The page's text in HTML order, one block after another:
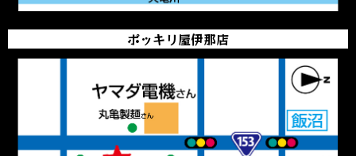
ポッキリ屋伊那店